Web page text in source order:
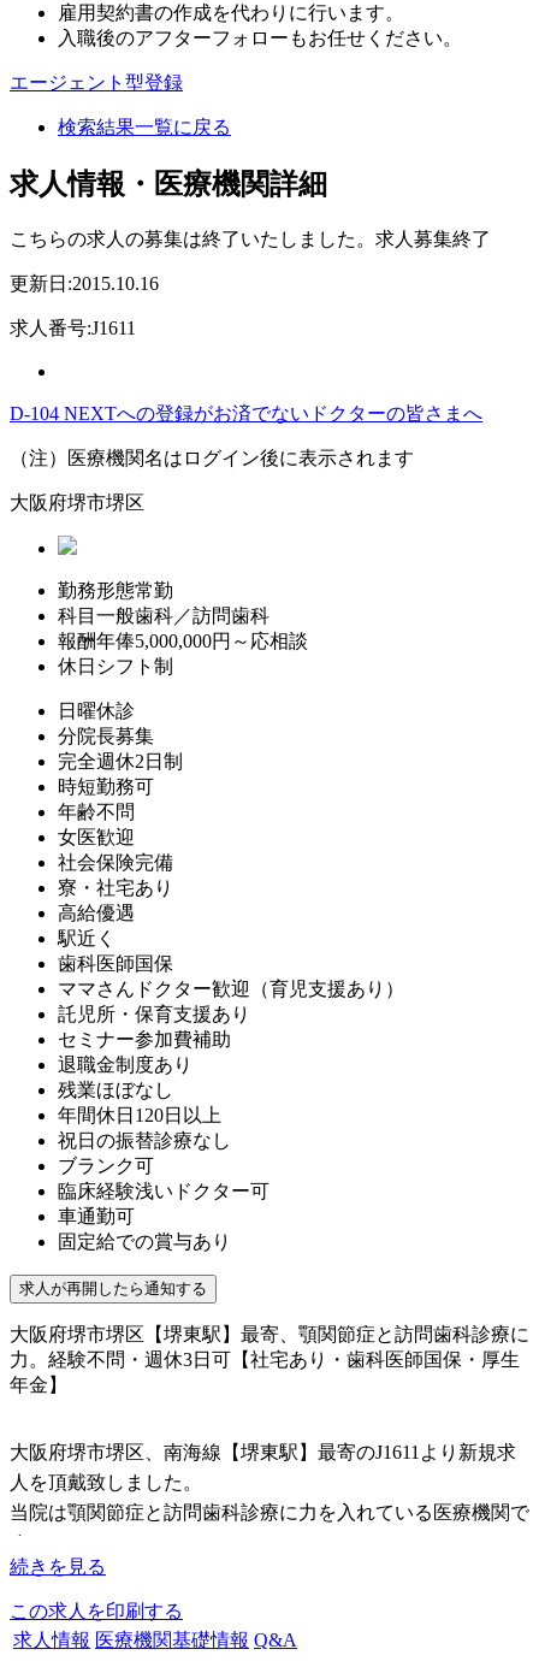
雇用契約書の作成を代わりに行います。
入職後のアフターフォローもお任せください。
エージェント型登録
検索結果一覧に戻る
求人情報・医療機関詳細
こちらの求人の募集は終了いたしました。 求人募集終了
更新日:2015.10.16
求人番号:J1611
D-104 NEXTへの登録がお済でないドクターの皆さまへ
（注）医療機関名はログイン後に表示されます
大阪府堺市堺区
勤務形態常勤
科目 一般歯科／訪問歯科
報酬年俸5,000,000円～応相談
休日 シフト制
日曜休診
分院長募集
完全週休2日制
時短勤務可
年齢不問
女医歓迎
社会保険完備
寮・社宅あり
高給優遇
駅近く
歯科医師国保
ママさんドクター歓迎（育児支援あり）
託児所・保育支援あり
セミナー参加費補助
退職金制度あり
残業ほぼなし
年間休日120日以上
祝日の振替診療なし
ブランク可
臨床経験浅いドクター可
車通勤可
固定給での賞与あり
大阪府堺市堺区【堺東駅】最寄、顎関節症と訪問歯科診療に
力。経験不問・週休3日可【社宅あり・歯科医師国保・厚生
年金】
大阪府堺市堺区、南海線【堺東駅】最寄のJ1611より新規求
人を頂戴致しました。
当院は顎関節症と訪問歯科診療に力を入れている医療機関で
す。
一般歯科治療はもちろんのこと、インプラント治療（ストロ
ーマン社）、審美歯科治療、訪問歯科治療（摂食嚥下障害治
続きを見る
この求人を印刷する
求人情報 医療機関基礎情報 Q&A